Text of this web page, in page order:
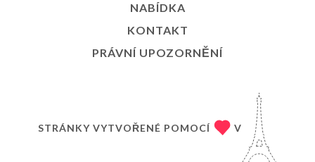
NABÍDKA
KONTAKT
PRÁVNÍ UPOZORNĚNÍ
STRÁNKY VYTVOŘENÉ POMOCÍ V